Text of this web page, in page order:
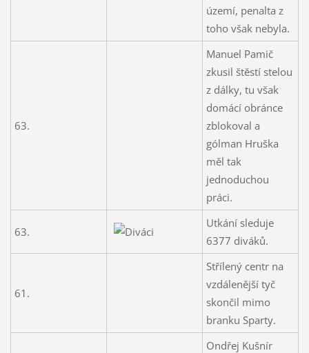
území, penalta z
toho však nebyla.
63.
Manuel Pamič
zkusil štěstí stelou
z dálky, tu však
domácí obránce
zblokoval a
gólman Hruška
měl tak
jednoduchou
práci.
63.
Utkání sleduje
6377 diváků.
61.
Střílený centr na
vzdálenější tyč
skončil mimo
branku Sparty.
Ondřej Kušnír